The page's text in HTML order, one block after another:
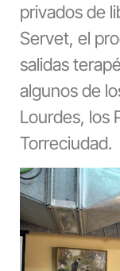
privados de
Servet, el
salidas
algunos de
Lourdes, los
Torreciudad.